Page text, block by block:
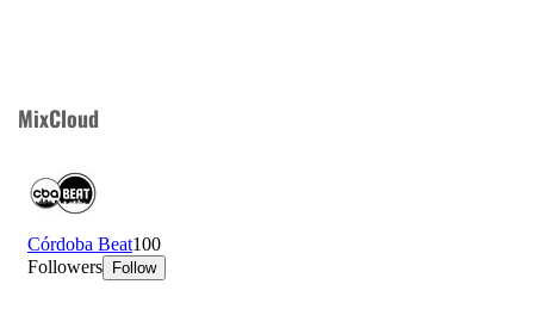
MixCloud